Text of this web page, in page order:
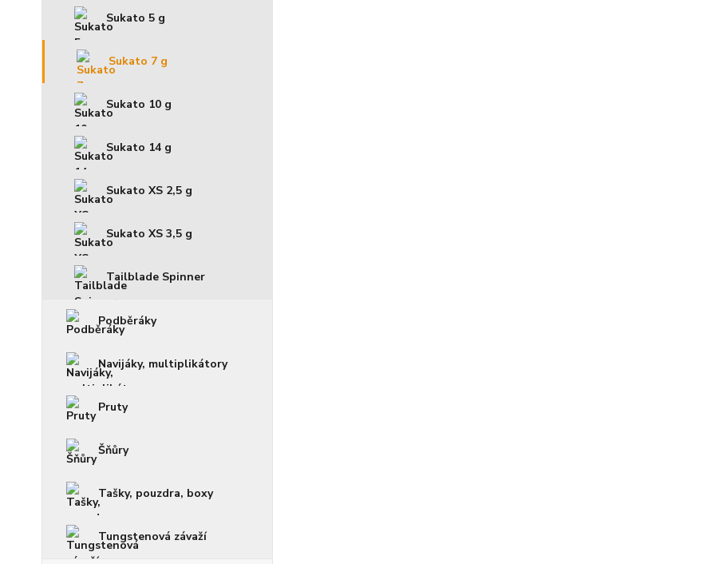
Sukato 5 g
Sukato 7 g
Sukato 10 g
Sukato 14 g
Sukato XS 2,5 g
Sukato XS 3,5 g
Tailblade Spinner
Podběráky
Navijáky, multiplikátory
Pruty
Šňůry
Tašky, pouzdra, boxy
Tungstenová závaží